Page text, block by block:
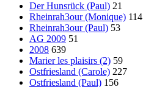
Der Hunsrück (Paul) 21
Rheinrah3our (Monique) 114
Rheinrah3our (Paul) 53
AG 2009 51
2008 639
Marier les plaisirs (2) 59
Ostfriesland (Carole) 227
Ostfriesland (Paul) 156